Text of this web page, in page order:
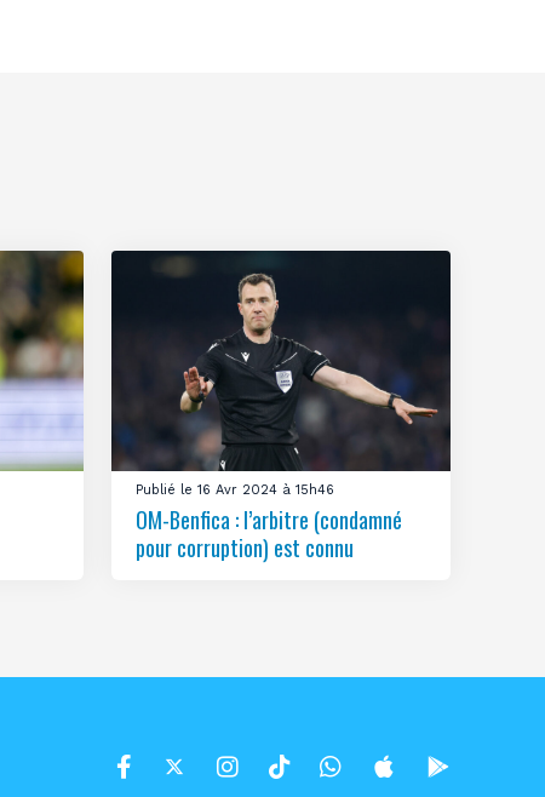
Publié le 16 Avr 2024 à 15h46
OM-Benfica : l’arbitre (condamné
pour corruption) est connu